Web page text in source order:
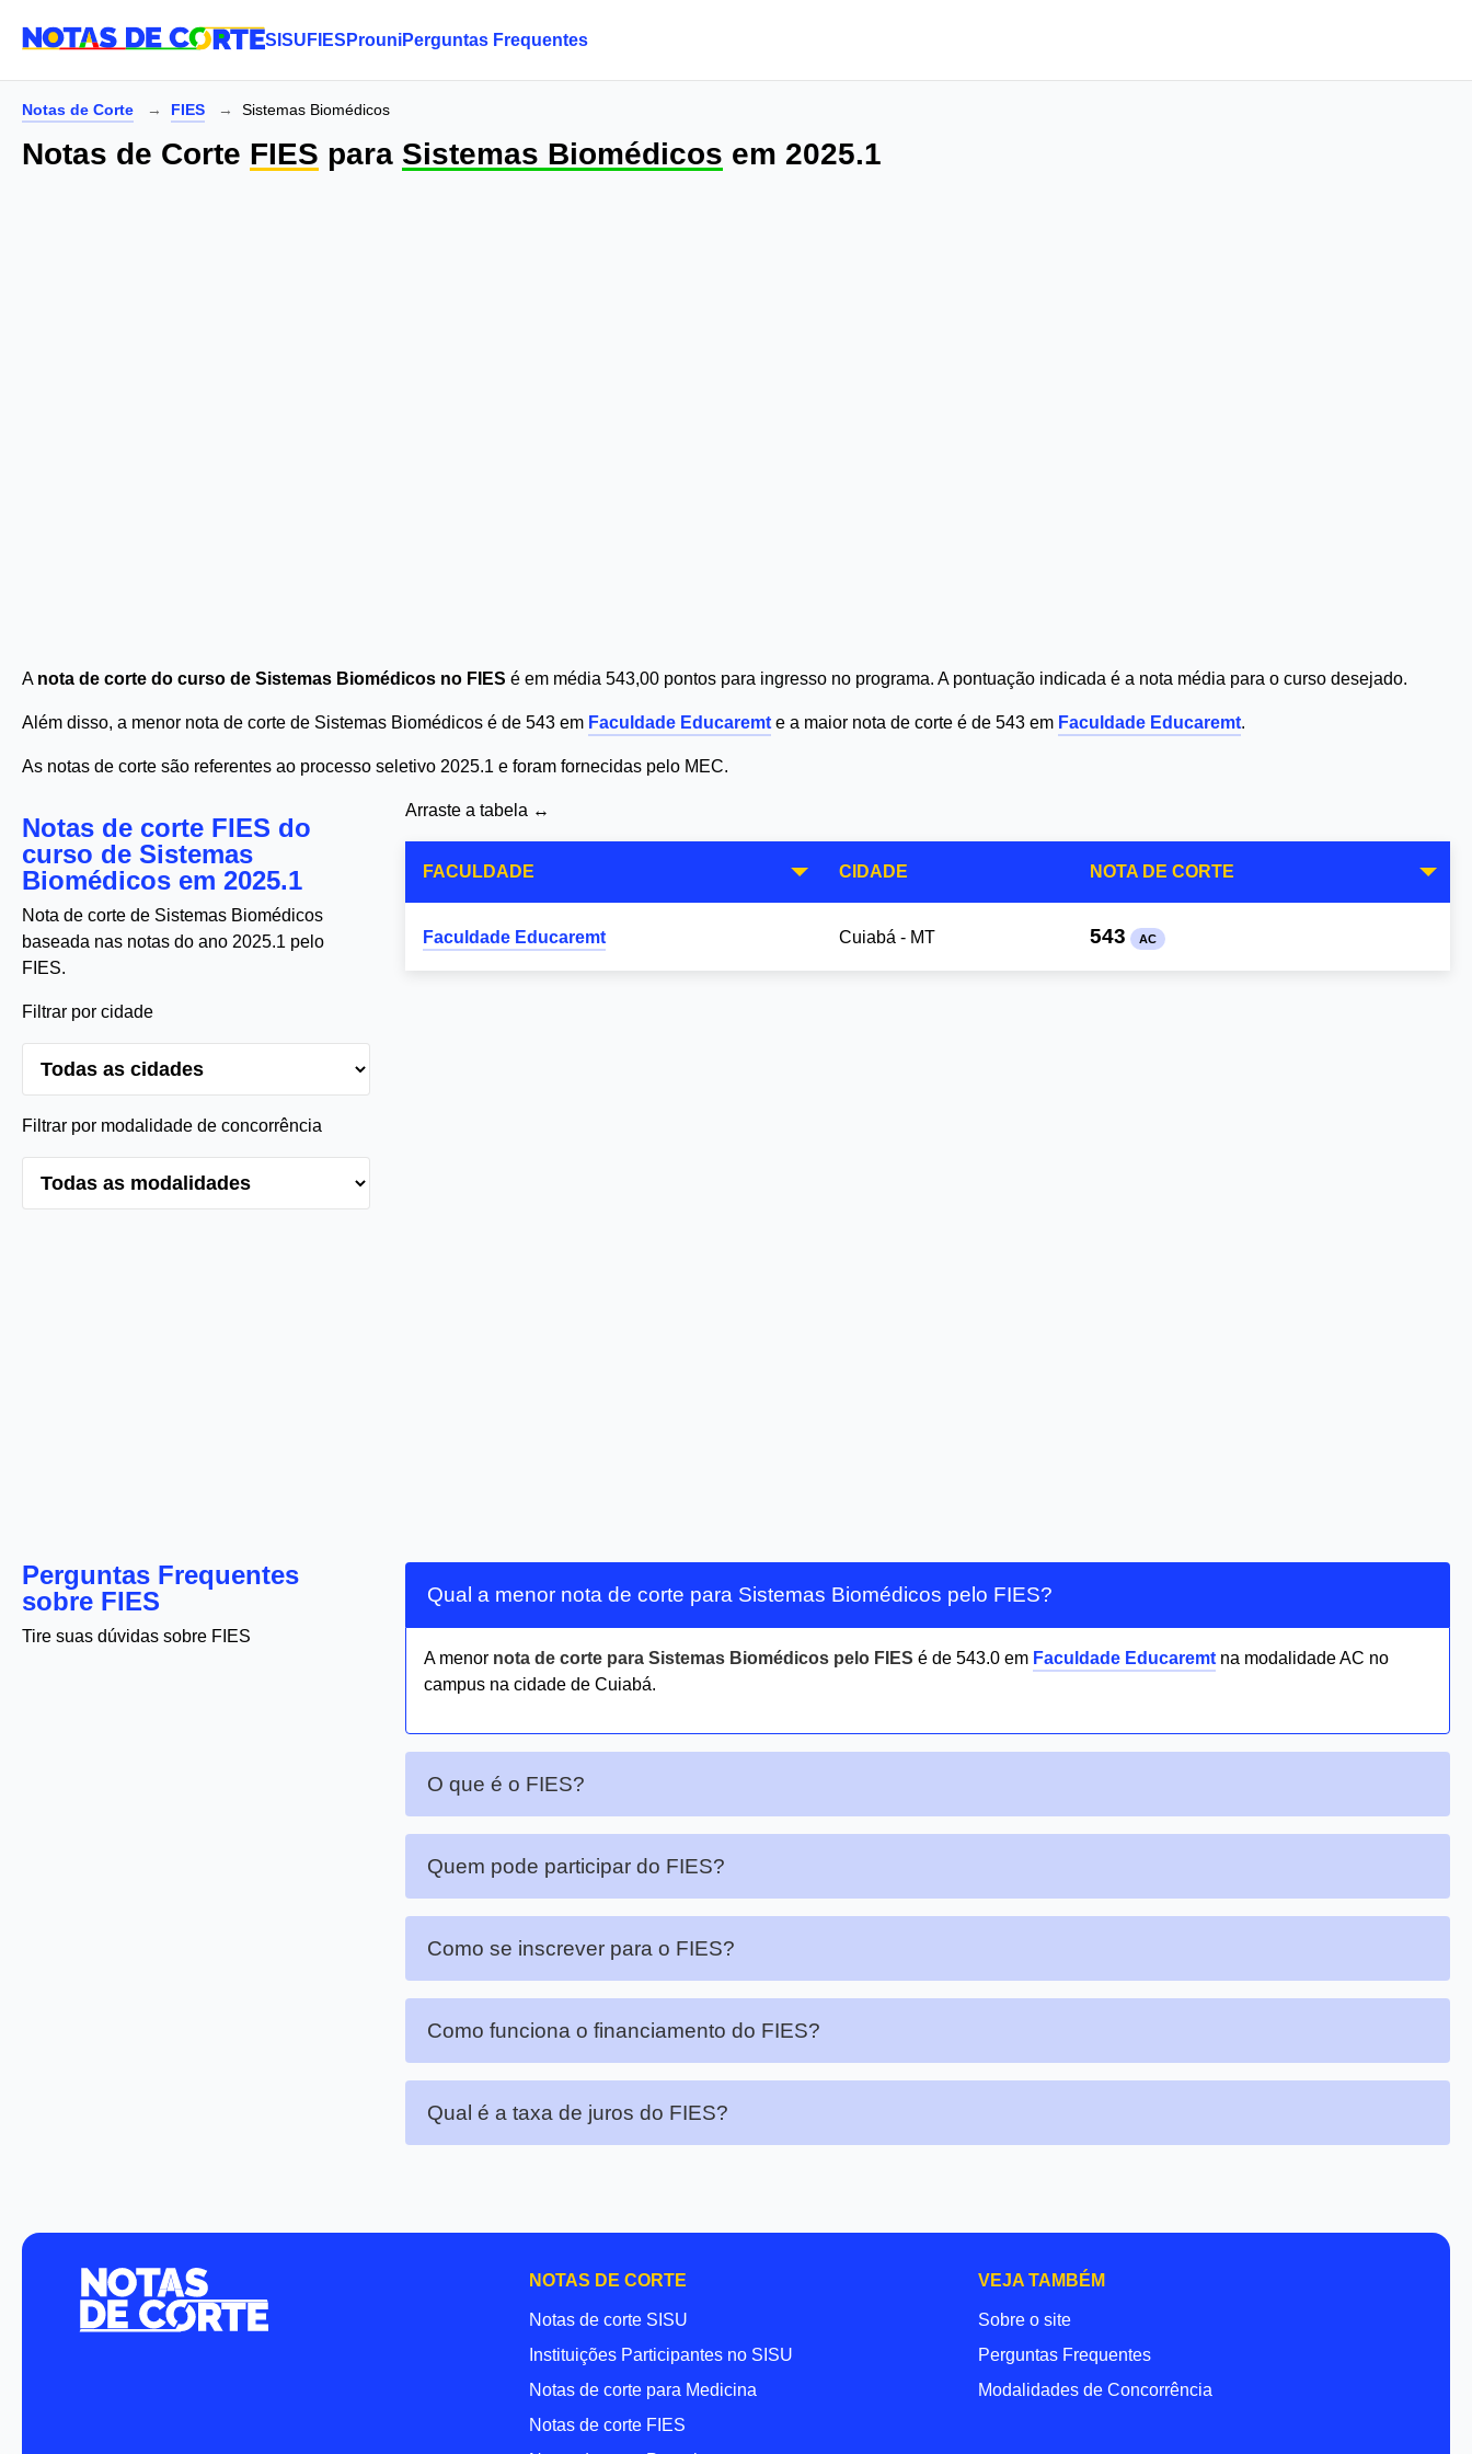
SISU FIES ProuniPerguntas Frequentes
Notas de Corte FIES Sistemas Biomédicos
Notas de Corte FIES para Sistemas Biomédicos em 2025.1
A nota de corte do curso de Sistemas Biomédicos no FIES é em média 543,00 pontos para ingresso no programa. A pontuação indicada é a nota média para o curso desejado.
Além disso, a menor nota de corte de Sistemas Biomédicos é de 543 em Faculdade Educaremt e a maior nota de corte é de 543 em Faculdade Educaremt.
As notas de corte são referentes ao processo seletivo 2025.1 e foram fornecidas pelo MEC.
Notas de corte FIES do
curso de Sistemas
Biomédicos em 2025.1
Nota de corte de Sistemas Biomédicos
baseada nas notas do ano 2025.1 pelo
FIES.
Filtrar por cidade
Filtrar por modalidade de concorrência
Arraste a tabela ↔
FACULDADE CIDADE NOTA DE CORTE
Faculdade Educaremt Cuiabá - MT 543 AC
Perguntas Frequentes
sobre FIES
Tire suas dúvidas sobre FIES
Qual a menor nota de corte para Sistemas Biomédicos pelo FIES?
A menor nota de corte para Sistemas Biomédicos pelo FIES é de 543.0 em Faculdade Educaremt na modalidade AC no
campus na cidade de Cuiabá.
O que é o FIES?
Quem pode participar do FIES?
Como se inscrever para o FIES?
Como funciona o financiamento do FIES?
Qual é a taxa de juros do FIES?
NOTAS DE CORTE
Notas de corte SISU
Instituições Participantes no SISU
Notas de corte para Medicina
Notas de corte FIES
VEJA TAMBÉM
Sobre o site
Perguntas Frequentes
Modalidades de Concorrência